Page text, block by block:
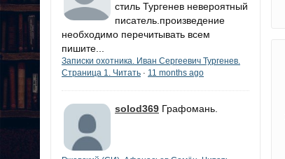
стиль Тургенев невероятный
писатель.произведение
необходимо перечитывать всем
пишите...
Записки охотника. Иван Сергеевич Тургенев.
Страница 1. Читать · 11 months ago
solod369 Графомань.